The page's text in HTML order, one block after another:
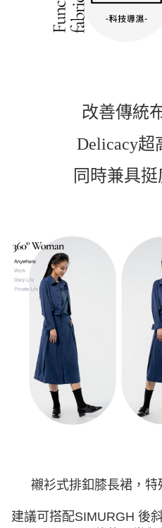
改善傳統
Delicacy超
同時兼具
襯衫式排釦膝長裙，
建議可搭配SIMURGH 後